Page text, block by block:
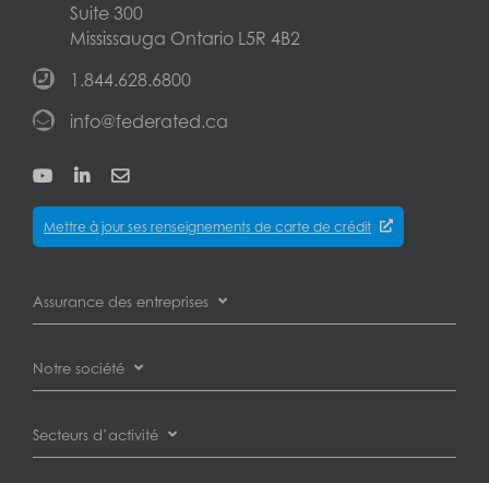
Suite 300
Mississauga Ontario L5R 4B2
1.844.628.6800
info@federated.ca
Mettre à jour ses renseignements de carte de crédit
Assurance des entreprises
Assurance des pertes d’exploitation
Assurance de la responsabilité civile des entreprises
Notre société
Partenaires
Secteurs d’activité